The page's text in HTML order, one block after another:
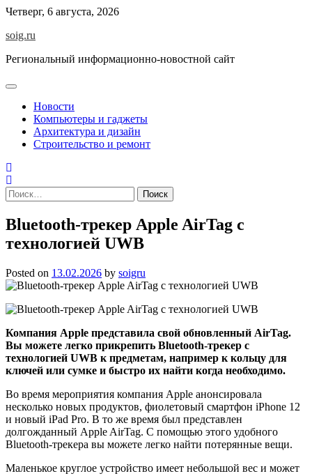
Skip
content
Четверг, 6 августа, 2026
soig.ru
Региональный информационно-новостной сайт
Новости
Компьютеры и гаджеты
Архитектура и дизайн
Строительство и ремонт
Найти:
Bluetooth-трекер Apple AirTag с
технологией UWB
Posted on 13.02.2026 by soigru
Компания Apple представила свой обновленный AirTag.
Вы можете легко прикрепить Bluetooth-трекер с
технологией UWB к предметам, например к кольцу для
ключей или сумке и быстро их найти когда необходимо.
Во время мероприятия компания Apple анонсировала
несколько новых продуктов, фиолетовый смартфон iPhone 12
и новый iPad Pro. В то же время был представлен
долгожданный Apple AirTag. С помощью этого удобного
Bluetooth-трекера вы можете легко найти потерянные вещи.
Маленькое круглое устройство имеет небольшой вес и может